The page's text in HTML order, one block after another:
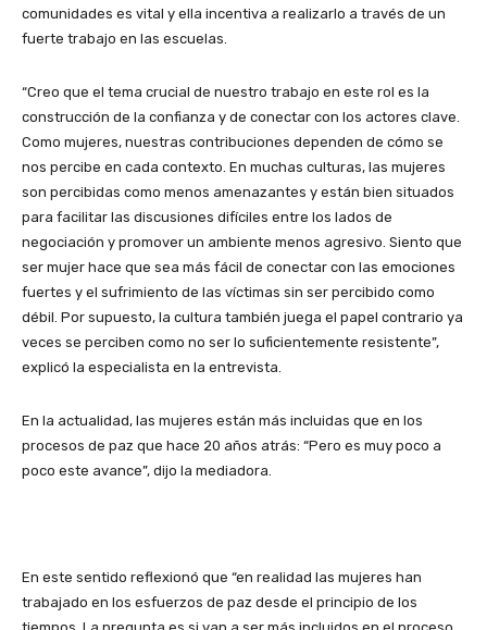
comunidades es vital y ella incentiva a realizarlo a través de un
fuerte trabajo en las escuelas.
“Creo que el tema crucial de nuestro trabajo en este rol es la
construcción de la confianza y de conectar con los actores clave.
Como mujeres, nuestras contribuciones dependen de cómo se
nos percibe en cada contexto. En muchas culturas, las mujeres
son percibidas como menos amenazantes y están bien situados
para facilitar las discusiones difíciles entre los lados de
negociación y promover un ambiente menos agresivo. Siento que
ser mujer hace que sea más fácil de conectar con las emociones
fuertes y el sufrimiento de las víctimas sin ser percibido como
débil. Por supuesto, la cultura también juega el papel contrario ya
veces se perciben como no ser lo suficientemente resistente”,
explicó la especialista en la entrevista.
En la actualidad, las mujeres están más incluidas que en los
procesos de paz que hace 20 años atrás: “Pero es muy poco a
poco este avance”, dijo la mediadora.
En este sentido reflexionó que “en realidad las mujeres han
trabajado en los esfuerzos de paz desde el principio de los